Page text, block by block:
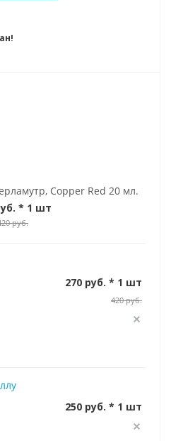
Copper Red 20 мл.
* 1 шт
руб.
270 руб. * 1 шт
420 руб.
250 руб. * 1 шт